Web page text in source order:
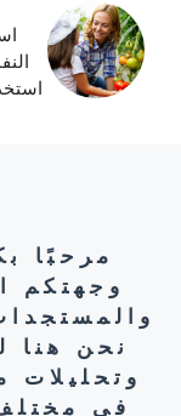
مرحبًا
وجهتكم
نحن هنا
وتحليلات
في